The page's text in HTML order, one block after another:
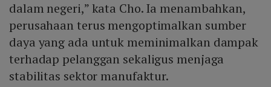
dalam negeri,” kata Cho. Ia menambahkan,
perusahaan terus mengoptimalkan sumber
daya yang ada untuk meminimalkan dampak
terhadap pelanggan sekaligus menjaga
stabilitas sektor manufaktur.